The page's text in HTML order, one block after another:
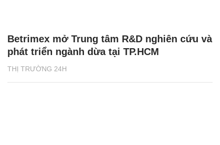
THỊ TRƯỜNG 24H
Betrimex mở Trung tâm R&D nghiên cứu và
phát triển ngành dừa tại TP.HCM